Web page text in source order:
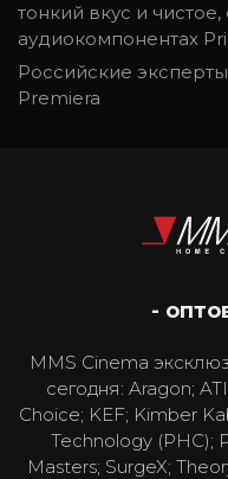
тонкий вкус и
аудиокомпонентах
Российские
Premiera
-
MMS Cinema
сегодня: Aragon;
Choice; KEF; Kimber
Technology (PHC);
Masters; SurgeX;